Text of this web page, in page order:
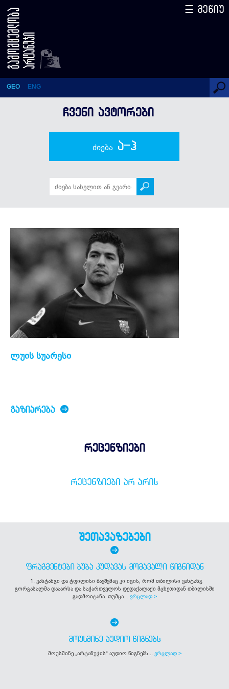
ლუის სუარესი
GEO ENG
☰ მენიუ
ᲩᲕᲔᲜᲘ ᲐᲕᲢᲝᲠᲔᲑᲘ
ძიება ა-ჰ
ლუის სუარესი
ᲒᲐᲖᲘᲐᲠᲔᲑᲐ
რეცენზიები
ᲠᲔᲪᲔᲜᲖᲘᲔᲑᲘ ᲐᲠ ᲐᲠᲘᲡ
შეთავაზებები
ᲤᲠᲐᲒᲛᲔᲜᲢᲔᲑᲘ ᲑᲣᲑᲐ ᲙᲣᲓᲐᲕᲐᲡ ᲛᲝᲛᲐᲕᲐᲚᲘ ᲬᲘᲒᲜᲘᲓᲐᲜ
1. ვახტანგი და ტფილისი ბავშვმაც კი იცის, რომ თბილისი ვახტანგ
გორგასალმა დააარსა და საქართველოს დედაქალაქი მცხეთიდან თბილისში
გადმოიტანა. თუმცა... ვრცლად >
ᲛᲝᲣᲡᲛᲘᲜᲔ ᲐᲣᲓᲘᲝ ᲬᲘᲒᲜᲔᲑᲡ
მოუსმინე „არტანუჯის“ აუდიო წიგნებს... ვრცლად >